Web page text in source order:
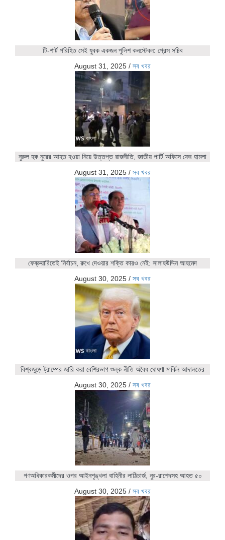
টি-শার্ট পরিহিত সেই যুবক একজন পুলিশ কনস্টেবল: প্রেস সচিব
August 31, 2025 / সব খবর
নুরুল হক নুরের আহত হওয়া নিয়ে উত্তপ্ত রাজনীতি, জাতীয় পার্টি অফিসে ফের হামলা
August 31, 2025 / সব খবর
ফেব্রুয়ারিতেই নির্বাচন, রুখে দেওয়ার শক্তি কারও নেই: সালাহউদ্দিন আহমেদ
August 30, 2025 / সব খবর
বিশ্বজুড়ে ট্রাম্পের জারি করা বেশিরভাগ শুল্ক নীতি অবৈধ ঘোষণা মার্কিন আদালতের
August 30, 2025 / সব খবর
গণঅধিকারকর্মীদের ওপর আইনশৃঙ্খলা বাহিনীর লাঠিচার্জ, নুর-রাশেদসহ আহত ৫০
August 30, 2025 / সব খবর